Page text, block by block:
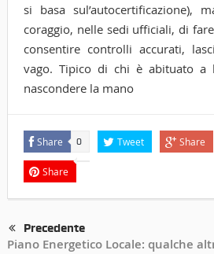
si basa sul’autocertificazione),
coraggio, nelle sedi ufficiali, di
consentire controlli accurati,
vago. Tipico di chi è abituato a
nascondere la mano
Share 0 Tweet Share
Share
Precedente
Piano Energetico Locale: qualche